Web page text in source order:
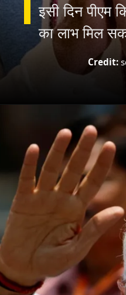
इसी दिन पीएम
का लाभ मिल
Credit: